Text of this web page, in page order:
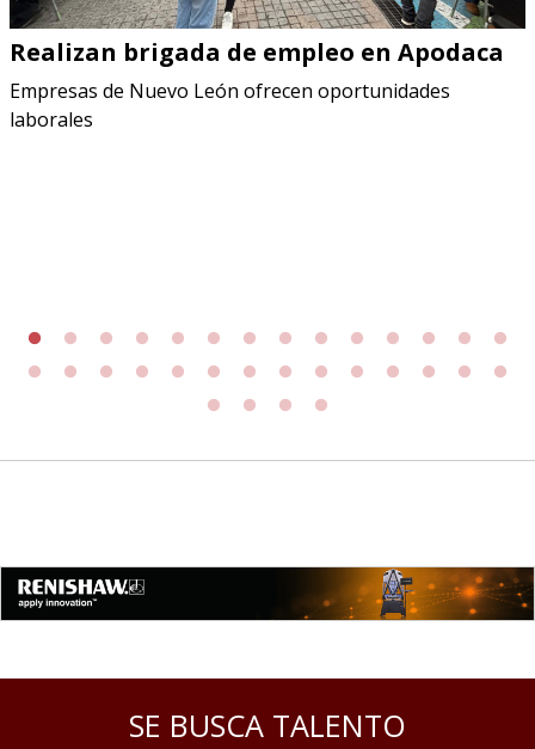
Realizan brigada de empleo en Apodaca
Empresas de Nuevo León ofrecen oportunidades
laborales
SE BUSCA TALENTO